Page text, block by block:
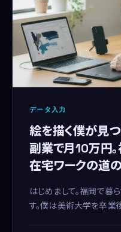
データ入力
絵を描く僕が見
副業で月10万円
在宅ワークの道
はじめまして。福岡で暮
す。僕は美術大学を卒業